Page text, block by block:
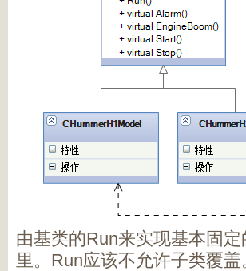
由基类的Run来实现基本固
里。Run应该不允许子类覆